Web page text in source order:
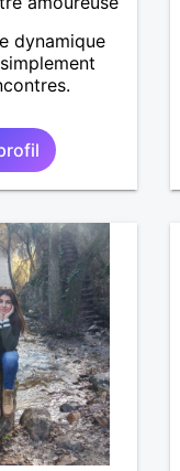
dynamique